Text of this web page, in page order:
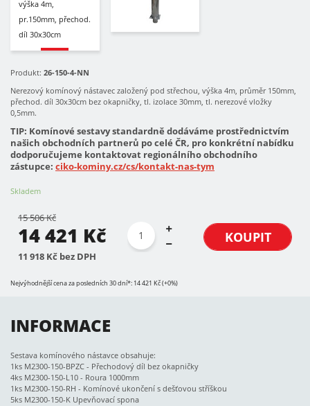
Produkt: 26-150-4-NN
Nerezový komínový nástavec založený pod střechou, výška 4m, průměr 150mm,
přechod. díl 30x30cm bez okapničky, tl. izolace 30mm, tl. nerezové vložky
0,5mm.
TIP: Komínové sestavy standardně dodáváme prostřednictvím
našich obchodních partnerů po celé ČR, pro konkrétní nabídku
dodporučujeme kontaktovat regionálního obchodního
zástupce: ciko-kominy.cz/cs/kontakt-nas-tym
Skladem
15 506 Kč
14 421 Kč
11 918 Kč bez DPH
KOUPIT
Nejvýhodnější cena za posledních 30 dní*: 14 421 Kč (+0%)
INFORMACE
Sestava komínového nástavce obsahuje:
1ks M2300-150-BPZC - Přechodový díl bez okapničky
4ks M2300-150-L10 - Roura 1000mm
1ks M2300-150-RH - Komínové ukončení s dešťovou stříškou
5ks M2300-150-K Upevňovací spona